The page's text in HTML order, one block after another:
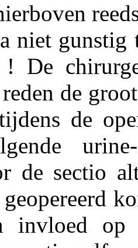
niet
De
de
de
de sectio
invloed op